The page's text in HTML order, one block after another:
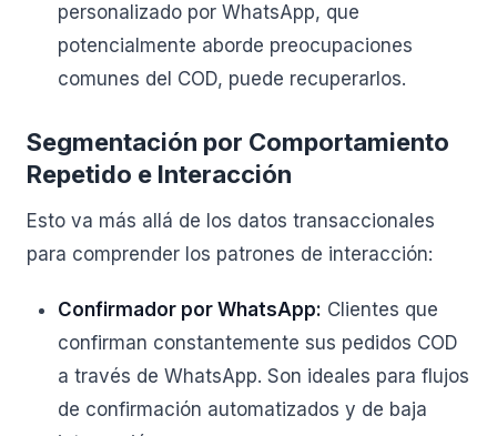
personalizado por WhatsApp, que
potencialmente aborde preocupaciones
comunes del COD, puede recuperarlos.
Segmentación por Comportamiento
Repetido e Interacción
Esto va más allá de los datos transaccionales
para comprender los patrones de interacción:
Confirmador por WhatsApp: Clientes que
confirman constantemente sus pedidos COD
a través de WhatsApp. Son ideales para flujos
de confirmación automatizados y de baja